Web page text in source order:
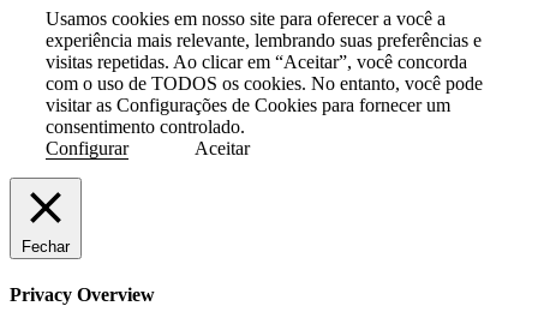
Usamos cookies em nosso site para oferecer a você a
experiência mais relevante, lembrando suas preferências e
visitas repetidas. Ao clicar em “Aceitar”, você concorda
com o uso de TODOS os cookies. No entanto, você pode
visitar as Configurações de Cookies para fornecer um
consentimento controlado.
Configurar
Aceitar
Fechar
Privacy Overview